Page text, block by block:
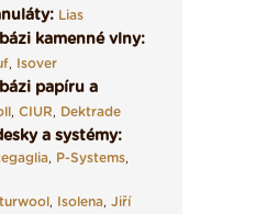
Lias
kamenné vlny:
, Isover
papíru a
, CIUR, Dektrade
a systémy:
, P-Systems,
, Isolena, Jiří